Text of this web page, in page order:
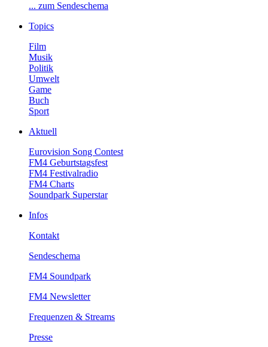
...zumSendeschema
Topics
Film
Musik
Politik
Umwelt
Game
Buch
Sport
Aktuell
EurovisionSongContest
FM4Geburtstagsfest
FM4Festivalradio
FM4Charts
SoundparkSuperstar
Infos
Kontakt
Sendeschema
FM4Soundpark
FM4Newsletter
Frequenzen&Streams
Presse